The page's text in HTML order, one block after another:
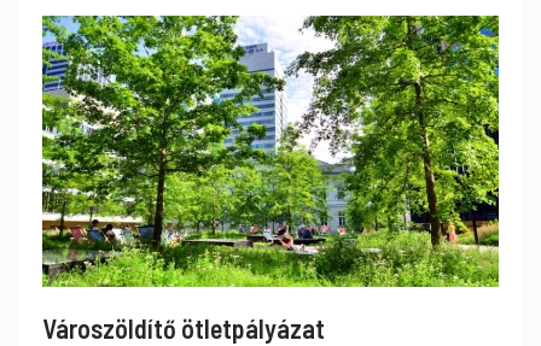
Városzöldítő ötletpályázat